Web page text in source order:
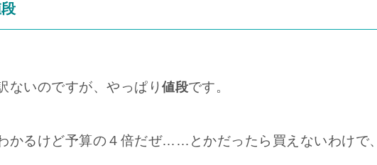
ないのですが、やっぱり値段です。
かるけど予算の４倍だぜ……とかだったら買えないわけで、